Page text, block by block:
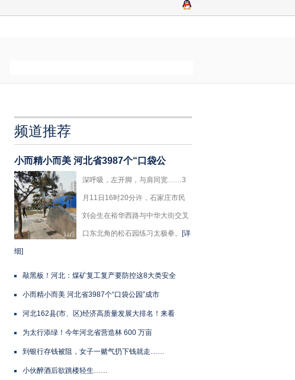
频道推荐
小而精小而美 河北省3987个“口袋公
深呼吸，左开脚，与肩同宽……3
月11日16时20分许，石家庄市民
刘会生在裕华西路与中华大街交叉
口东北角的松石园练习太极拳。 [详
细]
敲黑板！河北：煤矿复工复产要防控这8大类安全
小而精小而美 河北省3987个“口袋公园”成市
河北162县(市、区)经济高质量发展大排名！来看
为太行添绿！今年河北省营造林 600 万亩
到银行存钱被阻，女子一赌气扔下钱就走……
小伙醉酒后欲跳楼轻生……